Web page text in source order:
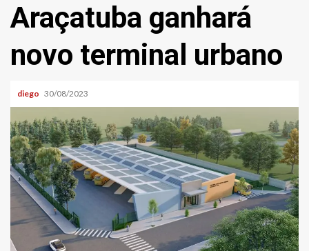
Araçatuba ganhará
novo terminal urbano
diego 30/08/2023